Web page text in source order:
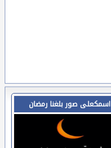
اسمكعلى صور بلغنا رمضان